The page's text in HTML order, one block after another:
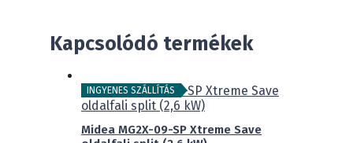
Kapcsolódó termékek
INGYENES SZÁLLÍTÁS
Midea MG2X-09-SP Xtreme Save